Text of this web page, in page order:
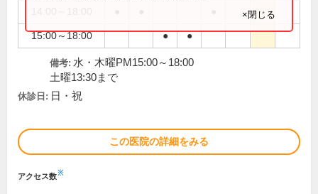
15:00～18:00 ● ●
×閉じる
備考: 水・木曜PM15:00～18:00
土曜13:30まで
休診日: 日・祝
この医院の詳細をみる
アクセス数※